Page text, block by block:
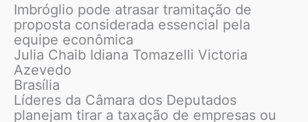
Imbróglio pode atrasar tramitação de
proposta considerada essencial pela
equipe econômica
Julia Chaib Idiana Tomazelli Victoria
Azevedo
Brasília
Líderes da Câmara dos Deputados
planejam tirar a taxação de empresas ou